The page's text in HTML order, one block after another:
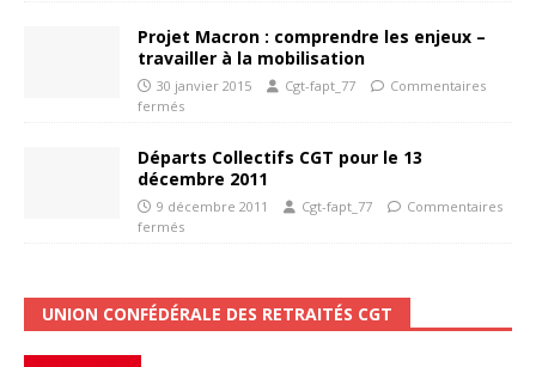
Projet Macron : comprendre les enjeux –
travailler à la mobilisation
30 janvier 2015 Cgt-fapt_77
Commentaires
fermés
Départs Collectifs CGT pour le 13
décembre 2011
9 décembre 2011 Cgt-fapt_77
Commentaires
fermés
UNION CONFÉDÉRALE DES RETRAITÉS CGT